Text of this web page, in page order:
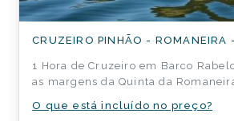
CRUZEIRO PINHÃO - ROMANEIRA
1 Hora de Cruzeiro em Barco
as margens da Quinta da
O que está incluído no preço?